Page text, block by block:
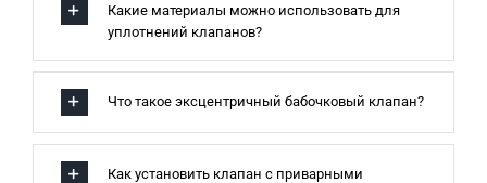
Какие материалы можно использовать для
уплотнений клапанов?
Что такое эксцентричный бабочковый клапан?
Как установить клапан с приварными